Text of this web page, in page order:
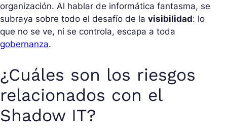
organización. Al hablar de informática fantasma, se
subraya sobre todo el desafío de la visibilidad: lo
que no se ve, ni se controla, escapa a toda
gobernanza.
¿Cuáles son los riesgos
relacionados con el
Shadow IT?